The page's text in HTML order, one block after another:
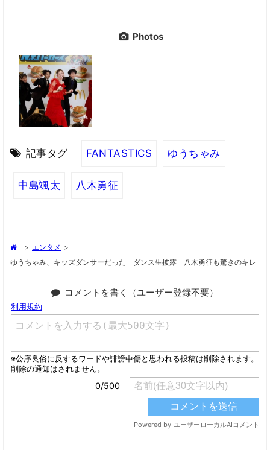
Photos
記事タグ FANTASTICS ゆうちゃみ
中島颯太 八木勇征
> エンタメ >
ゆうちゃみ、キッズダンサーだった ダンス生披露 八木勇征も驚きのキレ
コメントを書く（ユーザー登録不要）